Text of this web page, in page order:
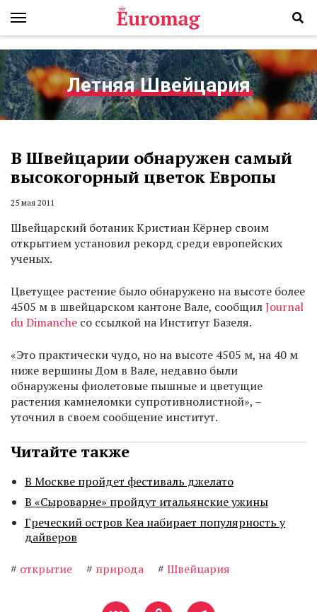
Летняя Швейцария
В Швейцарии обнаружен самый
высокогорный цветок Европы
25 мая 2011
Швейцарский ботаник Кристиан Кёрнер своим
открытием установил рекорд среди европейских
ученых.
Цветущее растение было обнаружено на высоте более
4505 м в швейцарском кантоне Вале, сообщилJournal
du Dimanche со ссылкой на Институт Базеля.
«Это практически чудо, но на высоте 4505 м, на 40 м
ниже вершины Дом в Вале, недавно были
обнаружены фиолетовые пышные и цветущие
растения камнеломки супротивнолистной», –
уточнил в своем сообщение институт.
Читайте также
В Москве пройдет фестиваль джелато
В «Сыроварне» пройдут итальянские ужины
Греческий остров Кеа набирает популярность у
дайверов
# открытие # природа # Швейцария